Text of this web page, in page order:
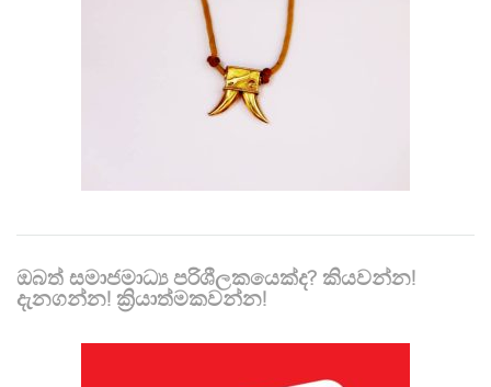
ඔබත් සමාජමාධ්‍ය පරිශීලකයෙක්ද? කියවන්න!
දැනගන්න! ක්‍රියාත්මකවන්න!